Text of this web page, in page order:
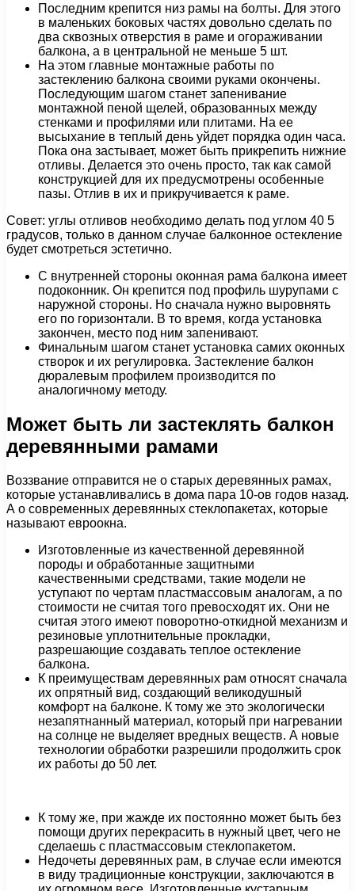
Последним крепится низ рамы на болты. Для этого
в маленьких боковых частях довольно сделать по
два сквозных отверстия в раме и огораживании
балкона, а в центральной не меньше 5 шт.
На этом главные монтажные работы по
застеклению балкона своими руками окончены.
Последующим шагом станет запенивание
монтажной пеной щелей, образованных между
стенками и профилями или плитами. На ее
высыхание в теплый день уйдет порядка один часа.
Пока она застывает, может быть прикрепить нижние
отливы. Делается это очень просто, так как самой
конструкцией для их предусмотрены особенные
пазы. Отлив в их и прикручивается к раме.
Совет: углы отливов необходимо делать под углом 40 5
градусов, только в данном случае балконное остекление
будет смотреться эстетично.
С внутренней стороны оконная рама балкона имеет
подоконник. Он крепится под профиль шурупами с
наружной стороны. Но сначала нужно выровнять
его по горизонтали. В то время, когда установка
закончен, место под ним запенивают.
Финальным шагом станет установка самих оконных
створок и их регулировка. Застекление балкон
дюралевым профилем производится по
аналогичному методу.
Может быть ли застеклять балкон
деревянными рамами
Воззвание отправится не о старых деревянных рамах,
которые устанавливались в дома пара 10-ов годов назад.
А о современных деревянных стеклопакетах, которые
называют евроокна.
Изготовленные из качественной деревянной
породы и обработанные защитными
качественными средствами, такие модели не
уступают по чертам пластмассовым аналогам, а по
стоимости не считая того превосходят их. Они не
считая этого имеют поворотно-откидной механизм и
резиновые уплотнительные прокладки,
разрешающие создавать теплое остекление
балкона.
К преимуществам деревянных рам относят сначала
их опрятный вид, создающий великодушный
комфорт на балконе. К тому же это экологически
незапятнанный материал, который при нагревании
на солнце не выделяет вредных веществ. А новые
технологии обработки разрешили продолжить срок
их работы до 50 лет.
К тому же, при жажде их постоянно может быть без
помощи других перекрасить в нужный цвет, чего не
сделаешь с пластмассовым стеклопакетом.
Недочеты деревянных рам, в случае если имеются
в виду традиционные конструкции, заключаются в